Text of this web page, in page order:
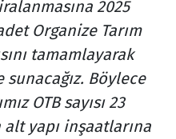
2025
Organize Tarım
tamamlayarak
sunacağız. Böylece
OTB sayısı 23
alt yapı inşaatlarına